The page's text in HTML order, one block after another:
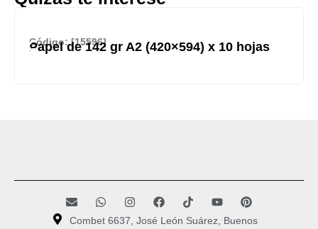
Código: [15596]
Papel de 142 gr A2 (420×594) x 10 hojas
Combet 6637, José León Suárez, Buenos